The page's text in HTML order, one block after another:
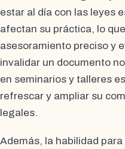
estar al día con las leyes
afectan su práctica, lo
asesoramiento preciso y
invalidar un documento
en seminarios y talleres
refrescar y ampliar su
legales.
Además, la habilidad